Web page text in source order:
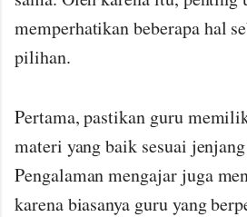
memperhatikan beberapa hal
pilihan.
Pertama, pastikan guru
materi yang baik sesuai
Pengalaman mengajar juga
karena biasanya guru yang